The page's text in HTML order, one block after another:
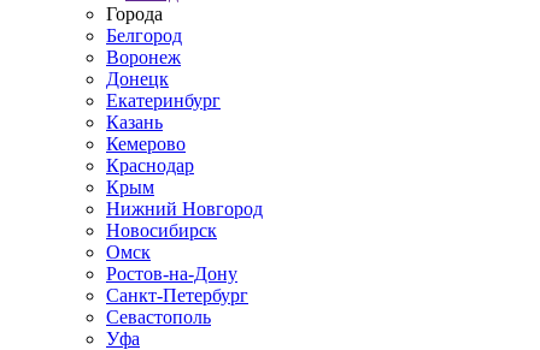
Города
Белгород
Воронеж
Донецк
Екатеринбург
Казань
Кемерово
Краснодар
Крым
Нижний Новгород
Новосибирск
Омск
Ростов-на-Дону
Санкт-Петербург
Севастополь
Уфа